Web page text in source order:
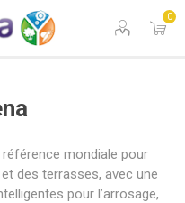
0
mondiale pour
des terrasses, avec une
pour l’arrosage,